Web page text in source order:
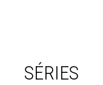
SÉRIES